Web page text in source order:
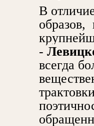
В
образов,
-
всегда